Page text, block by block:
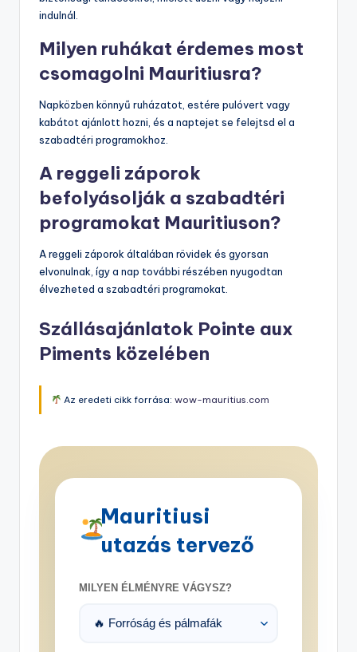
indulnál.
Milyen ruhákat érdemes most
csomagolni Mauritiusra?
Napközben könnyű ruházatot, estére pulóvert vagy
kabátot ajánlott hozni, és a naptejet se felejtsd el a
szabadtéri programokhoz.
A reggeli záporok
befolyásolják a szabadtéri
programokat Mauritiuson?
A reggeli záporok általában rövidek és gyorsan
elvonulnak, így a nap további részében nyugodtan
élvezheted a szabadtéri programokat.
Szállásajánlatok Pointe aux
Piments közelében
Az eredeti cikk forrása:wow-mauritius.com
Mauritiusi
utazás tervező
MILYEN ÉLMÉNYRE VÁGYSZ?